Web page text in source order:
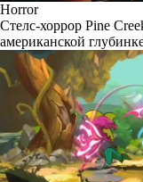
Horror
Стелс-хоррор Pine
американской